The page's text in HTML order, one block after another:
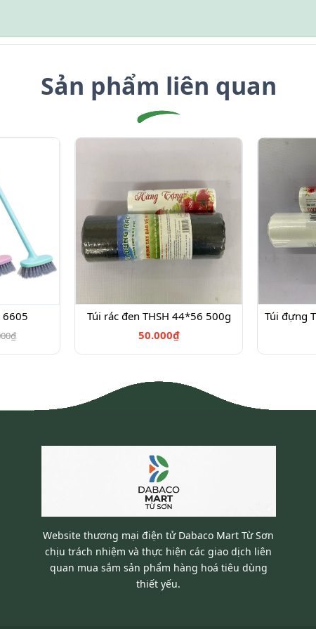
Sản phẩm liên quan
6605
Túi rác đen THSH 44*56 500g
50.000₫
Website thương mại điện tử Dabaco Mart Từ Sơn
chịu trách nhiệm và thực hiện các giao dịch liên
quan mua sắm sản phẩm hàng hoá tiêu dùng
thiết yếu.